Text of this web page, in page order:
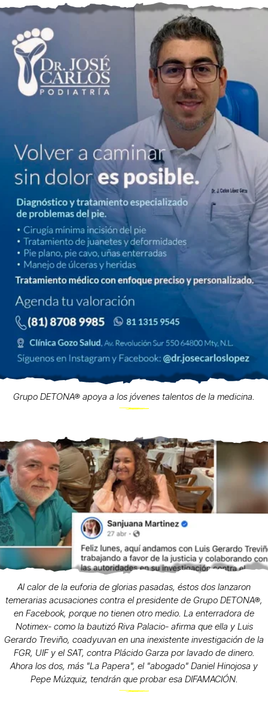
Grupo DETONA® apoya a los jóvenes talentos de la medicina.
Al calor de la euforia de glorias pasadas, éstos dos lanzaron
temerarias acusaciones contra el presidente de Grupo DETONA®,
en Facebook, porque no tienen otro medio. La enterradora de
Notimex- como la bautizó Riva Palacio- afirma que ella y Luis
Gerardo Treviño, coadyuvan en una inexistente investigación de la
FGR, UIF y el SAT, contra Plácido Garza por lavado de dinero.
Ahora los dos, más "La Papera", el "abogado" Daniel Hinojosa y
Pepe Múzquiz, tendrán que probar esa DIFAMACIÓN.